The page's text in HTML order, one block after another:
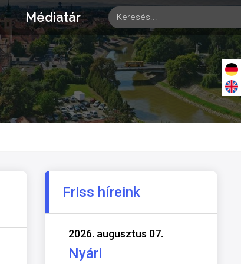
Médiatár
Friss híreink
2026. augusztus 07.
Nyári